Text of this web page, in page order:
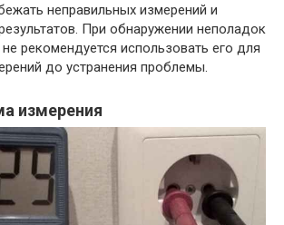
неправильных измерений и
При обнаружении неполадок
рекомендуется использовать его для
до устранения проблемы.
измерения